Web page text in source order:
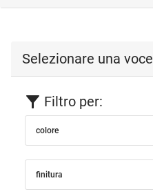
Selezionare una voce
Filtro per:
colore
finitura